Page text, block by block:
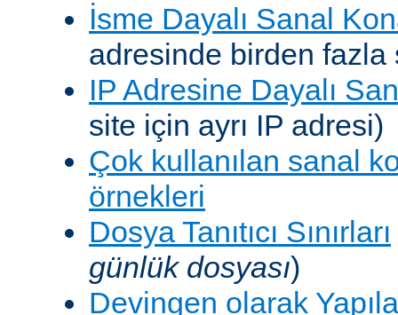
İsme Dayalı Sanal
adresinde birden fazla
IP Adresine Dayalı
site için ayrı IP adresi)
Çok kullanılan sanal
örnekleri
Dosya Tanıtıcı Sınırları
günlük dosyası)
Devingen olarak